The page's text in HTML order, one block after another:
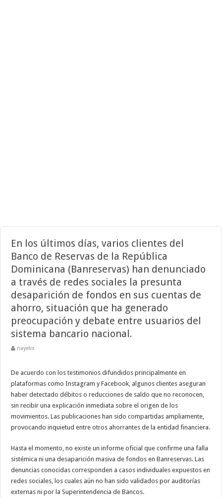
En los últimos días, varios clientes del
Banco de Reservas de la República
Dominicana (Banreservas) han denunciado
a través de redes sociales la presunta
desaparición de fondos en sus cuentas de
ahorro, situación que ha generado
preocupación y debate entre usuarios del
sistema bancario nacional.
nayelis
De acuerdo con los testimonios difundidos principalmente en
plataformas como Instagram y Facebook, algunos clientes aseguran
haber detectado débitos o reducciones de saldo que no reconocen,
sin recibir una explicación inmediata sobre el origen de los
movimientos. Las publicaciones han sido compartidas ampliamente,
provocando inquietud entre otros ahorrantes de la entidad financiera.
Hasta el momento, no existe un informe oficial que confirme una falla
sistémica ni una desaparición masiva de fondos en Banreservas. Las
denuncias conocidas corresponden a casos individuales expuestos en
redes sociales, los cuales aún no han sido validados por auditorías
externas ni por la Superintendencia de Bancos.